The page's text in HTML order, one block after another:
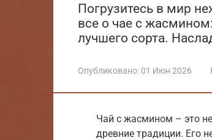
Погрузитесь в мир
все о чае с
лучшего сорта.
Опубликовано: 01 Июн 2026
Чай с жасмином – это
древние традиции. Его